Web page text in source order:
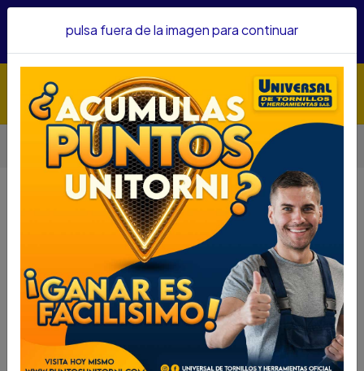
confianza&nbsp;Recibe un KIT PARRILLERO por compras
Inicio
HOGAR Y JARDINERIA
OTROS ELEMENTOS HOGAR Y JARDINERIA
OTROS ELEMENTOS HOGAR Y
JARDINERIA
Filtros
pulsa fuera de la imagen para continuar